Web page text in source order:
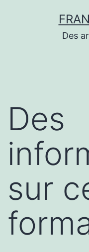
Des
Des
sur